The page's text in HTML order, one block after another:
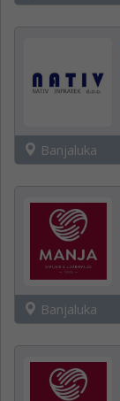
Banjaluka
Banjaluka